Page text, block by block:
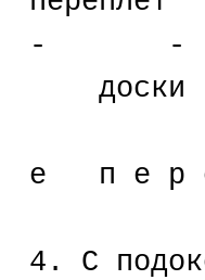
- -
доски
е п е р
4. С